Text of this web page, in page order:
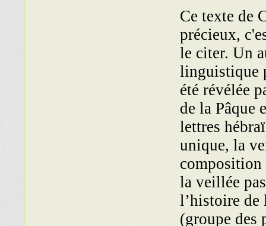
Ce texte de
précieux,
le citer. Un
linguistique
été révélée
de la Pâque
lettres
unique, la
composition
la veillée
l’histoire de
(groupe des